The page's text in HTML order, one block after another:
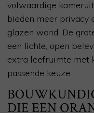
volwaardige
bieden meer privacy
glazen wand. De
een lichte, open
extra leefruimte met
passende keuze.
DIE EEN